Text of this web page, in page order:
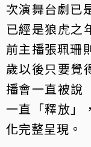
次演舞台劇已
已經是狼虎之
前主播張珮珊
歲以後只要覺
播會一直被說
一直「釋放」
化完整呈現。